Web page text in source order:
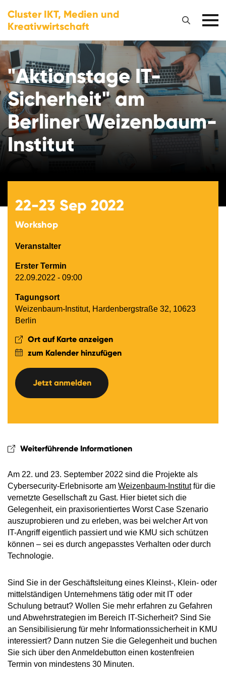
Cluster IKT, Medien und
Kreativwirtschaft
"Aktionstage IT-
Sicherheit" am
Berliner Weizenbaum-
Institut
22-23 Sep 2022
Workshop
Veranstalter
Erster Termin
22.09.2022 - 09:00
Tagungsort
Weizenbaum-Institut, Hardenbergstraße 32, 10623
Berlin
Ort auf Karte anzeigen
zum Kalender hinzufügen
Jetzt anmelden
Am 22. und 23. September 2022 sind die Projekte als
Cybersecurity-Erlebnisorte am Weizenbaum-Institutfür die
vernetzte Gesellschaft zu Gast. Hier bietet sich die
Gelegenheit, ein praxisorientiertes Worst Case Szenario
auszuprobieren und zu erleben, was bei welcher Art von
IT-Angriff eigentlich passiert und wie KMU sich schützen
können – sei es durch angepasstes Verhalten oder durch
Technologie.
Sind Sie in der Geschäftsleitung eines Kleinst-, Klein- oder
mittelständigen Unternehmens tätig oder mit IT oder
Schulung betraut? Wollen Sie mehr erfahren zu Gefahren
und Abwehrstrategien im Bereich IT-Sicherheit? Sind Sie
an Sensibilisierung für mehr Informationssicherheit in KMU
interessiert? Dann nutzen Sie die Gelegenheit und buchen
Sie sich über den Anmeldebutton einen kostenfreien
Termin von mindestens 30 Minuten.
Weiterführende Informationen